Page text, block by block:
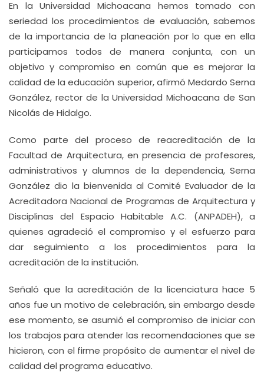
En la Universidad Michoacana hemos tomado con
seriedad los procedimientos de evaluación, sabemos
de la importancia de la planeación por lo que en ella
participamos todos de manera conjunta, con un
objetivo y compromiso en común que es mejorar la
calidad de la educación superior, afirmó Medardo Serna
González, rector de la Universidad Michoacana de San
Nicolás de Hidalgo.
Como parte del proceso de reacreditación de la
Facultad de Arquitectura, en presencia de profesores,
administrativos y alumnos de la dependencia, Serna
González dio la bienvenida al Comité Evaluador de la
Acreditadora Nacional de Programas de Arquitectura y
Disciplinas del Espacio Habitable A.C. (ANPADEH), a
quienes agradeció el compromiso y el esfuerzo para
dar seguimiento a los procedimientos para la
acreditación de la institución.
Señaló que la acreditación de la licenciatura hace 5
años fue un motivo de celebración, sin embargo desde
ese momento, se asumió el compromiso de iniciar con
los trabajos para atender las recomendaciones que se
hicieron, con el firme propósito de aumentar el nivel de
calidad del programa educativo.